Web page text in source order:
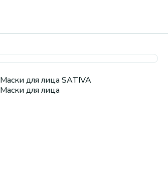
Маски для лица SATIVA
Маски для лица